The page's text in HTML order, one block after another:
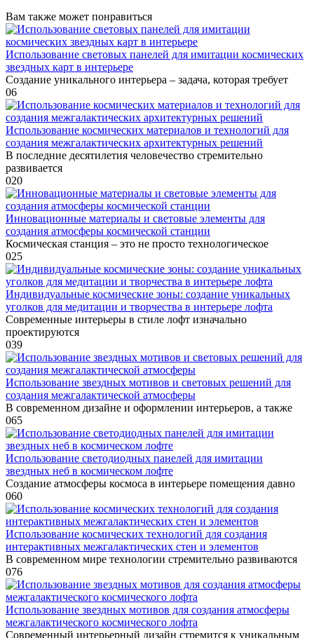
Вам также может понравиться
Использование световых панелей для имитации космических
звездных карт в интерьере
Создание уникального интерьера – задача, которая требует
06
Использование космических материалов и технологий для
создания межгалактических архитектурных решений
В последние десятилетия человечество стремительно
развивается
020
Инновационные материалы и световые элементы для
создания атмосферы космической станции
Космическая станция – это не просто технологическое
025
Индивидуальные космические зоны: создание уникальных
уголков для медитации и творчества в интерьере лофта
Современные интерьеры в стиле лофт изначально
проектируются
039
Использование звездных мотивов и световых решений для
создания межгалактической атмосферы
В современном дизайне и оформлении интерьеров, а также
065
Использование светодиодных панелей для имитации
звездных неб в космическом лофте
Создание атмосферы космоса в интерьере помещения давно
060
Использование космических технологий для создания
интерактивных межгалактических стен и элементов
В современном мире технологии стремительно развиваются
076
Использование звездных мотивов для создания атмосферы
межгалактического космического лофта
Современный интерьерный дизайн стремится к уникальным